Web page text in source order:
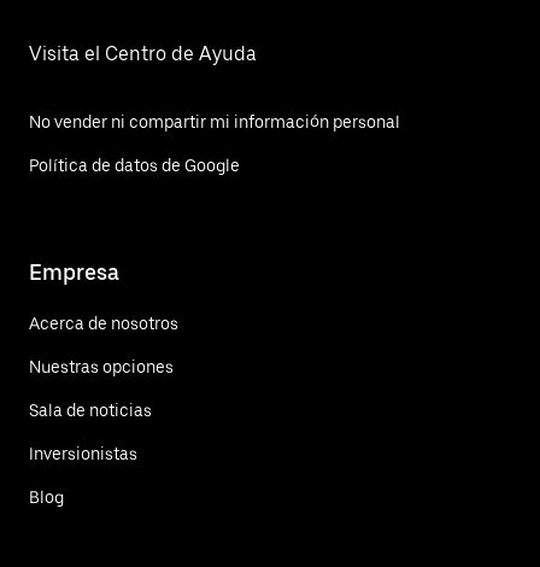
Visita el Centro de Ayuda
No vender ni compartir mi información personal
Política de datos de Google
Empresa
Acerca de nosotros
Nuestras opciones
Sala de noticias
Inversionistas
Blog